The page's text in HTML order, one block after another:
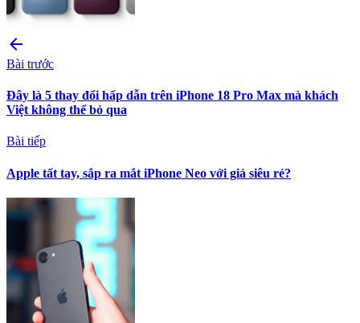
arrow_back
Bài trước
Đây là 5 thay đổi hấp dẫn trên iPhone 18 Pro Max mà khách
Việt không thể bỏ qua
Bài tiếp
Apple tất tay, sắp ra mắt iPhone Neo với giá siêu rẻ?